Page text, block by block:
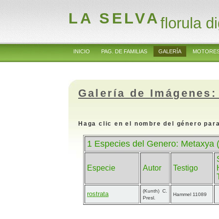
LA SELVAflorula
INICIO PAG. DE FAMILIAS GALERÍA
Galería de
Haga clic en el nombre del género
1 Especies del Genero: Metaxya
Especie Autor Testigo
rostrata
(Kunth) C.
Presl.
Hammel 11089